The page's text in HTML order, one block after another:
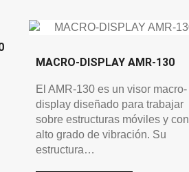
MACRO-DISPLAY AMR-130
El AMR-130 es un visor macro-
display diseñado para trabajar
sobre estructuras móviles y con
alto grado de vibración. Su
estructura…